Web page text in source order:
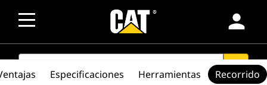
person
SEARCH search
Especificaciones Herramientas Recorrido